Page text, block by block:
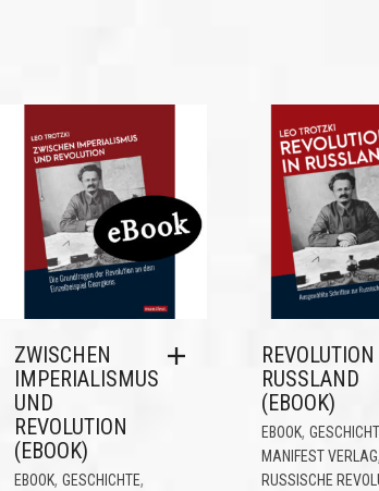
ZWISCHEN
IMPERIALISMUS
UND
REVOLUTION
(EBOOK)
EBOOK, GESCHICHTE,
RUSSLAND
(EBOOK)
EBOOK,
MANIFEST VERLAG
RUSSISCHE